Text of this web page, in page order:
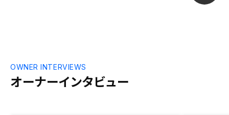
オーナーインタビュー
OWNER INTERVIEWS